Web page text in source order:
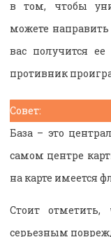
в том, чтобы
можете
вас получится
противник
Совет:
База – это
самом центре
на карте имеется
Стоит отметить,
серьезным